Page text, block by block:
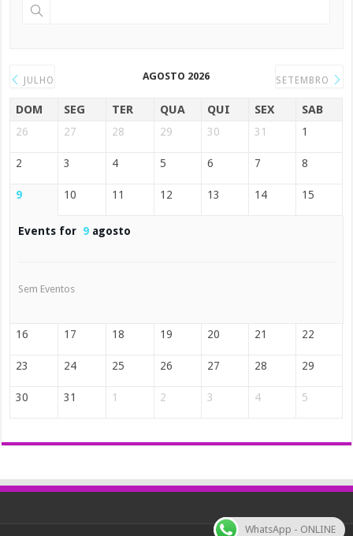
JULHO AGOSTO 2026 SETEMBRO
DOM SEG TER QUA QUI SEX SAB
26 27 28 29 30 31 1
2 3 4 5 6 7 8
9 10 11 12 13 14 15
Events for 9 agosto
Sem Eventos
16 17 18 19 20 21 22
23 24 25 26 27 28 29
30 31 1 2 3 4 5
WhatsApp - ONLINE